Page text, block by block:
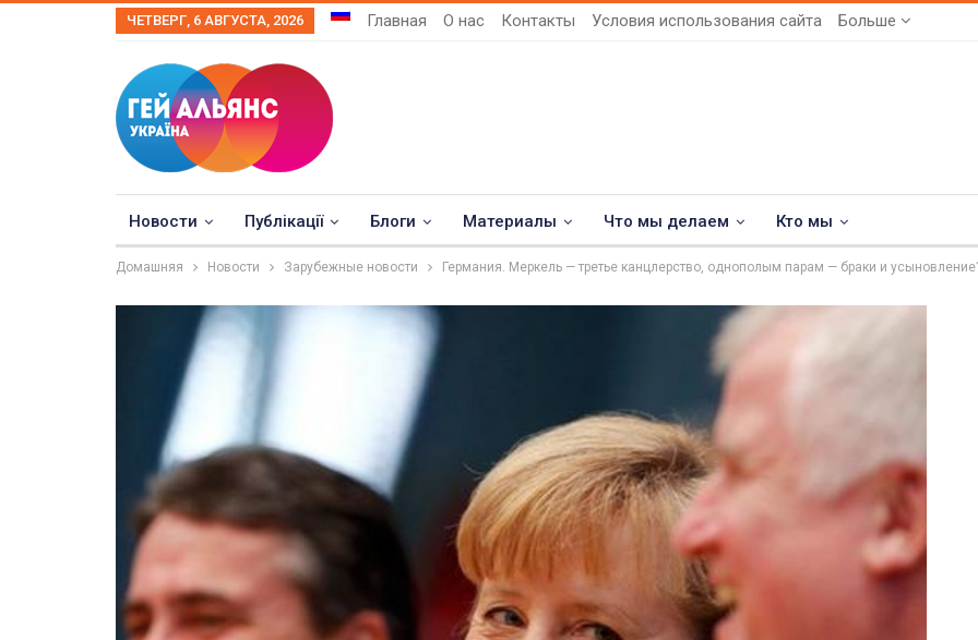
ЧЕТВЕРГ, 6 АВГУСТА, 2026 Главная О нас Контакты Условия использования сайта Больше
Новости Публікації Блоги Материалы Что мы делаем Кто мы
Домашняя Новости Зарубежные новости Германия. Меркель — третье канцлерство, однополым парам — браки и
Военнослужащие-трансгендеры
В Берлине отпраздновали
легализацию гей-браков